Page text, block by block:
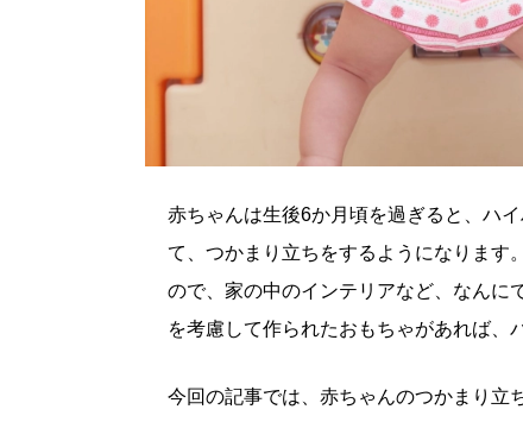
赤ちゃんは生後6か月頃を過ぎると、ハ
て、つかまり立ちをするようになります
ので、家の中のインテリアなど、なんに
を考慮して作られたおもちゃがあれば、
今回の記事では、赤ちゃんのつかまり立